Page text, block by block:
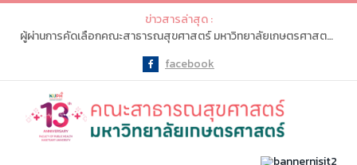
ข่าวสารล่าสุด :
ผู้ผ่านการคัดเลือกคณะสาธารณสุขศาสตร์ มหาวิทยาลัยเกษตรศาสตร์ จะต้องเข้าไปทำรายการ “ยืนยันสิทธิ์” ในระบบ myTCAS (ครั้งที่ 1) ในวันที่ 20-21 พ.ค. 2569
Facebook
facebook